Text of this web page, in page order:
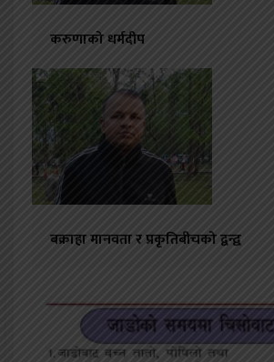
करुणाको धर्मदीप
बक्राहा मानवता र प्रकृतिबीचको द्वन्द्व